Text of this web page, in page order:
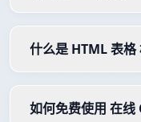
什么是 HTML 表格
如何免费使用 在线